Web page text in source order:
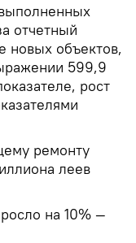
отчетный
новых объектов,
599,9
рост
ремонту
леев
на 10% —